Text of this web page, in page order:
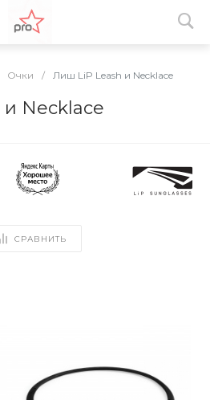
Очки / Лиш LiP Leash и Necklace
Necklace
СРАВНИТЬ